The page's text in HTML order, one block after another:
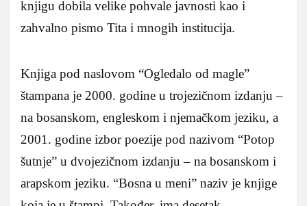
knjigu dobila velike pohvale javnosti kao i
zahvalno pismo Tita i mnogih institucija.
Knjiga pod naslovom “Ogledalo od magle”
štampana je 2000. godine u trojezičnom izdanju –
na bosanskom, engleskom i njemačkom jeziku, a
2001. godine izbor poezije pod nazivom “Potop
šutnje” u dvojezičnom izdanju – na bosanskom i
arapskom jeziku. “Bosna u meni” naziv je knjige